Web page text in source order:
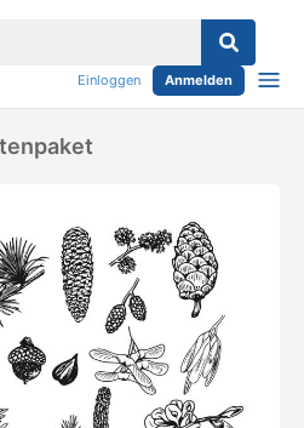
Einloggen Anmelden